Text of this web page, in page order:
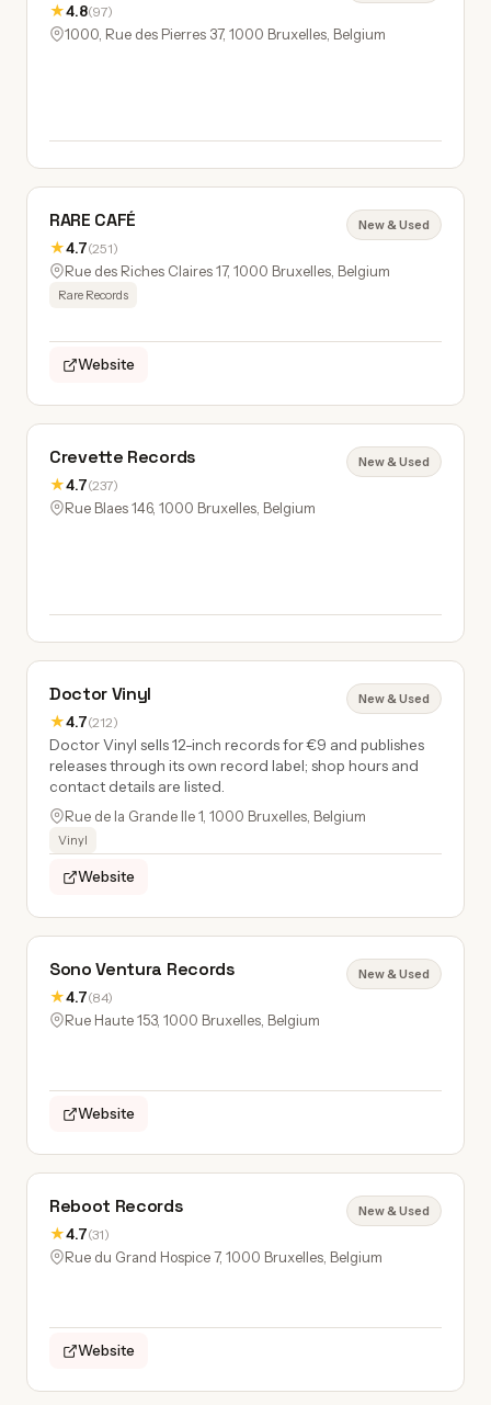
★4.8(97)
1000, Rue des Pierres 37, 1000 Bruxelles, Belgium
RARE CAFÉ
★4.7(251)
New & Used
Rue des Riches Claires 17, 1000 Bruxelles, Belgium
Rare Records
Website
Crevette Records
★4.7(237)
New & Used
Rue Blaes 146, 1000 Bruxelles, Belgium
Doctor Vinyl
★4.7(212)
New & Used
Doctor Vinyl sells 12-inch records for €9 and publishes
releases through its own record label; shop hours and
contact details are listed.
Rue de la Grande Ile 1, 1000 Bruxelles, Belgium
Vinyl
Website
Sono Ventura Records
★4.7(84)
New & Used
Rue Haute 153, 1000 Bruxelles, Belgium
Website
Reboot Records
★4.7(31)
New & Used
Rue du Grand Hospice 7, 1000 Bruxelles, Belgium
Website